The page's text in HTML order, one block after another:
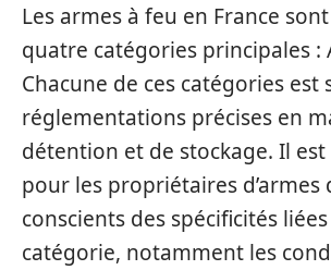
Les armes à feu en France
quatre catégories principales :
Chacune de ces catégories est
réglementations précises en
détention et de stockage. Il est
pour les propriétaires d’armes
conscients des spécificités
catégorie, notamment les